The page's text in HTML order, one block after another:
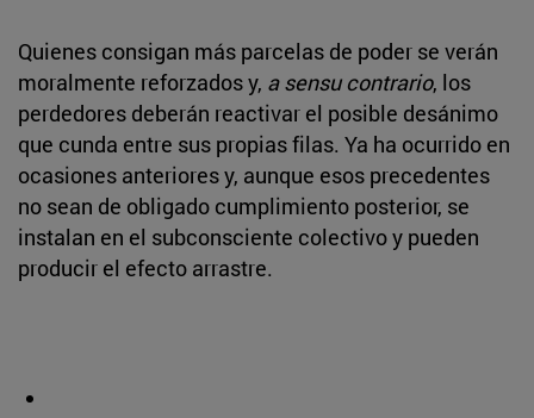
Quienes consigan más parcelas de poder se verán
moralmente reforzados y, a sensu contrario, los
perdedores deberán reactivar el posible desánimo
que cunda entre sus propias filas. Ya ha ocurrido en
ocasiones anteriores y, aunque esos precedentes
no sean de obligado cumplimiento posterior, se
instalan en el subconsciente colectivo y pueden
producir el efecto arrastre.